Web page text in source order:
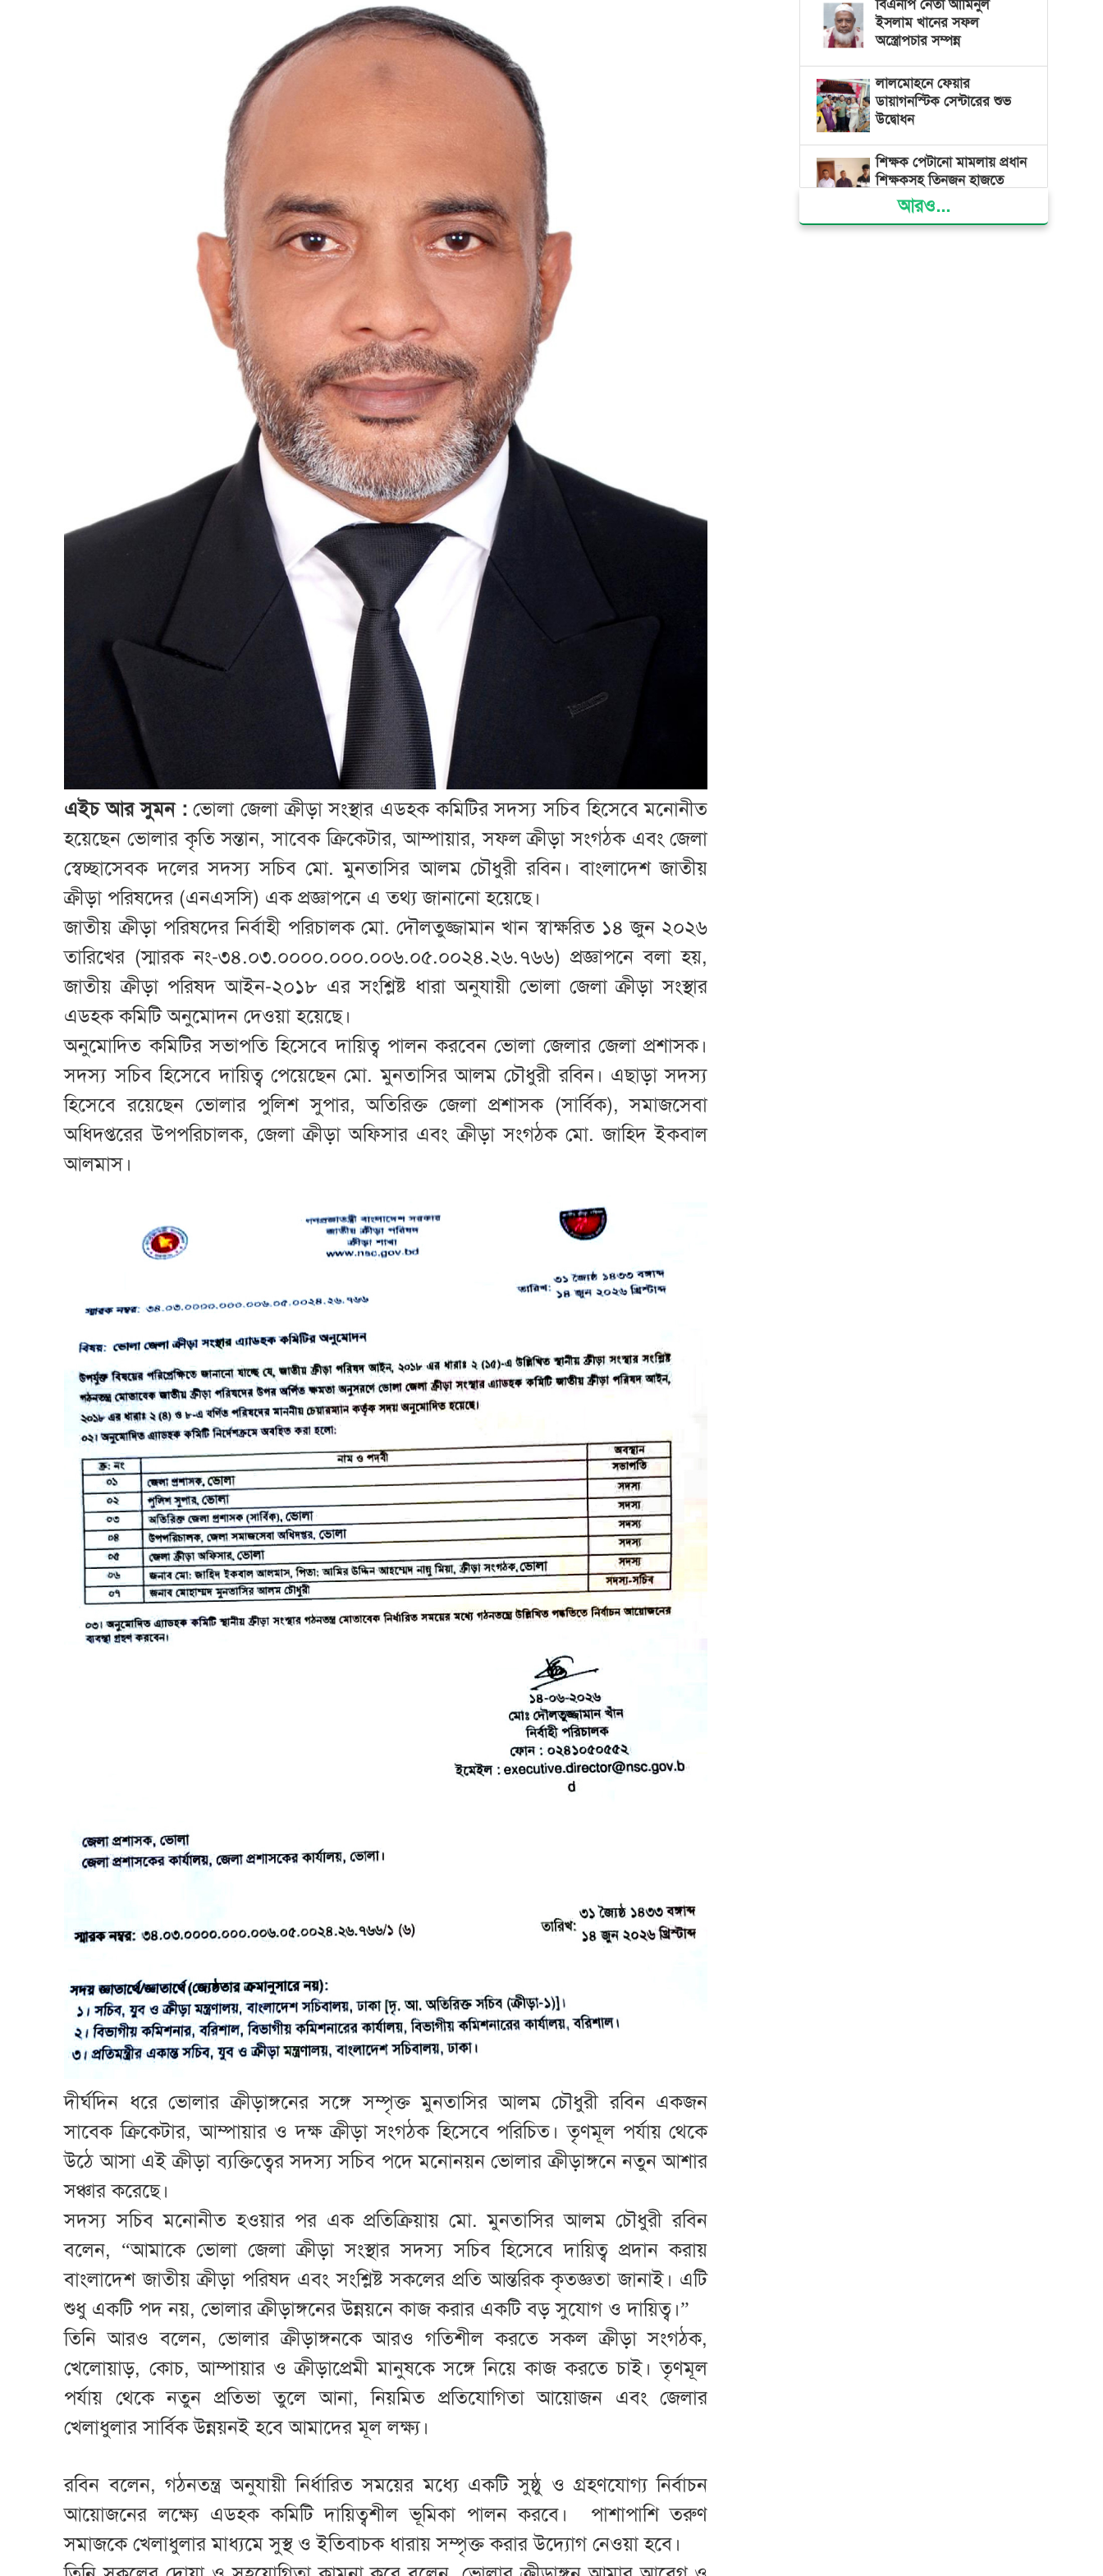
এইচ আর সুমন :ভোলা জেলা ক্রীড়া সংস্থার এডহক কমিটির সদস্য সচিব হিসেবে মনোনীত
হয়েছেন ভোলার কৃতি সন্তান, সাবেক ক্রিকেটার, আম্পায়ার, সফল ক্রীড়া সংগঠক এবং জেলা
স্বেচ্ছাসেবক দলের সদস্য সচিব মো. মুনতাসির আলম চৌধুরী রবিন। বাংলাদেশ জাতীয়
ক্রীড়া পরিষদের (এনএসসি) এক প্রজ্ঞাপনে এ তথ্য জানানো হয়েছে।
জাতীয় ক্রীড়া পরিষদের নির্বাহী পরিচালক মো. দৌলতুজ্জামান খান স্বাক্ষরিত ১৪ জুন ২০২৬
তারিখের (স্মারক নং-৩৪.০৩.০০০০.০০০.০০৬.০৫.০০২৪.২৬.৭৬৬) প্রজ্ঞাপনে বলা হয়,
জাতীয় ক্রীড়া পরিষদ আইন-২০১৮ এর সংশ্লিষ্ট ধারা অনুযায়ী ভোলা জেলা ক্রীড়া সংস্থার
এডহক কমিটি অনুমোদন দেওয়া হয়েছে।
অনুমোদিত কমিটির সভাপতি হিসেবে দায়িত্ব পালন করবেন ভোলা জেলার জেলা প্রশাসক।
সদস্য সচিব হিসেবে দায়িত্ব পেয়েছেন মো. মুনতাসির আলম চৌধুরী রবিন। এছাড়া সদস্য
হিসেবে রয়েছেন ভোলার পুলিশ সুপার, অতিরিক্ত জেলা প্রশাসক (সার্বিক), সমাজসেবা
অধিদপ্তরের উপপরিচালক, জেলা ক্রীড়া অফিসার এবং ক্রীড়া সংগঠক মো. জাহিদ ইকবাল
আলমাস।
দীর্ঘদিন ধরে ভোলার ক্রীড়াঙ্গনের সঙ্গে সম্পৃক্ত মুনতাসির আলম চৌধুরী রবিন একজন
সাবেক ক্রিকেটার, আম্পায়ার ও দক্ষ ক্রীড়া সংগঠক হিসেবে পরিচিত। তৃণমূল পর্যায় থেকে
উঠে আসা এই ক্রীড়া ব্যক্তিত্বের সদস্য সচিব পদে মনোনয়ন ভোলার ক্রীড়াঙ্গনে নতুন আশার
সঞ্চার করেছে।
সদস্য সচিব মনোনীত হওয়ার পর এক প্রতিক্রিয়ায় মো. মুনতাসির আলম চৌধুরী রবিন
বলেন, “আমাকে ভোলা জেলা ক্রীড়া সংস্থার সদস্য সচিব হিসেবে দায়িত্ব প্রদান করায়
বাংলাদেশ জাতীয় ক্রীড়া পরিষদ এবং সংশ্লিষ্ট সকলের প্রতি আন্তরিক কৃতজ্ঞতা জানাই। এটি
শুধু একটি পদ নয়, ভোলার ক্রীড়াঙ্গনের উন্নয়নে কাজ করার একটি বড় সুযোগ ও দায়িত্ব।”
তিনি আরও বলেন, ভোলার ক্রীড়াঙ্গনকে আরও গতিশীল করতে সকল ক্রীড়া সংগঠক,
খেলোয়াড়, কোচ, আম্পায়ার ও ক্রীড়াপ্রেমী মানুষকে সঙ্গে নিয়ে কাজ করতে চাই। তৃণমূল
পর্যায় থেকে নতুন প্রতিভা তুলে আনা, নিয়মিত প্রতিযোগিতা আয়োজন এবং জেলার
খেলাধুলার সার্বিক উন্নয়নই হবে আমাদের মূল লক্ষ্য।
রবিন বলেন, গঠনতন্ত্র অনুযায়ী নির্ধারিত সময়ের মধ্যে একটি সুষ্ঠু ও গ্রহণযোগ্য নির্বাচন
আয়োজনের লক্ষ্যে এডহক কমিটি দায়িত্বশীল ভূমিকা পালন করবে। পাশাপাশি তরুণ
সমাজকে খেলাধুলার মাধ্যমে সুস্থ ও ইতিবাচক ধারায় সম্পৃক্ত করার উদ্যোগ নেওয়া হবে।
বিএনপি নেতা আমিনুল
ইসলাম খানের সফল
অস্ত্রোপচার সম্পন্ন
লালমোহনে ফেয়ার
ডায়াগনস্টিক সেন্টারের শুভ
উদ্বোধন
শিক্ষক পেটানো মামলায় প্রধান
শিক্ষকসহ তিনজন হাজতে
আরও...